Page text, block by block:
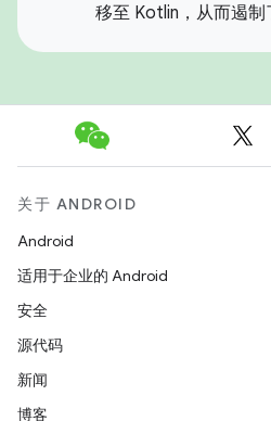
移至 Kotlin，从而遏制
关于 ANDROID
Android
适用于企业的 Android
安全
源代码
新闻
博客